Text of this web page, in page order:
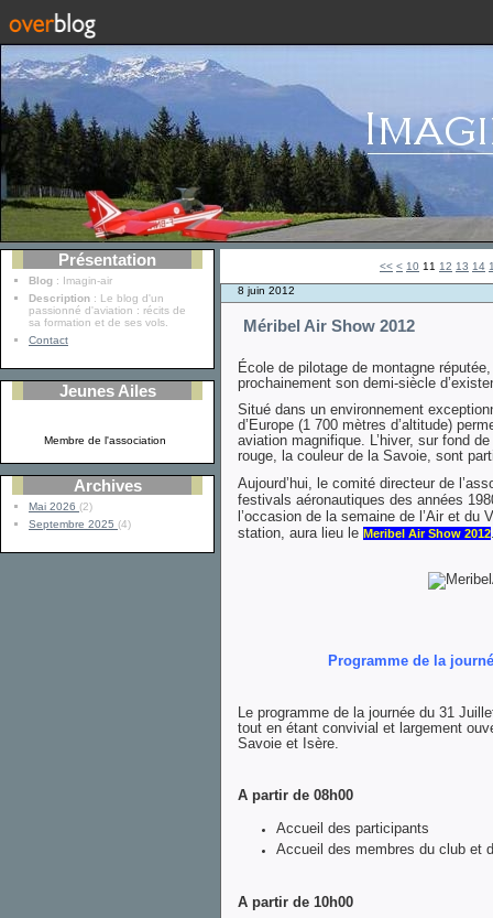
Présentation
Blog : Imagin-air
Description : Le blog d'un
passionné d'aviation : récits de
sa formation et de ses vols.
Contact
Jeunes Ailes
Membre de l'association
Archives
Mai 2026 (2)
Septembre 2025 (4)
<< < 10 11 12 13 14
8 juin 2012
Méribel Air Show 2012
École de pilotage de montagne
prochainement son demi-siècle
Situé dans un environnement
d’Europe (1 700 mètres d’altitude)
aviation magnifique. L’hiver, sur fond
rouge, la couleur de la Savoie, sont
Aujourd’hui, le comité directeur de
festivals aéronautiques des années
l’occasion de la semaine de l’Air et du
station, aura lieu le Meribel Air Show 2012
Programme de la
Le programme de la journée du 31
tout en étant convivial et largement
Savoie et Isère.
A partir de 08h00
Accueil des participants
Accueil des membres du club et
A partir de 10h00